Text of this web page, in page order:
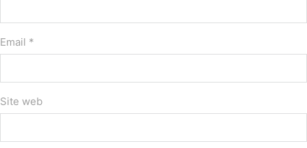
Email *
Site web